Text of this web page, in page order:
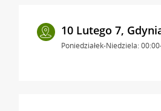
10 Lutego 7,
Poniedziałek-Niedziela: